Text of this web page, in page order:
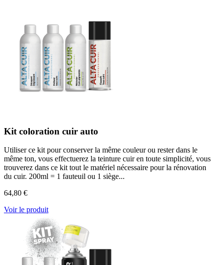
Kit coloration cuir auto
Utiliser ce kit pour conserver la même couleur ou rester dans le
même ton, vous effectuerez la teinture cuir en toute simplicité, vous
trouverez dans ce kit tout le matériel nécessaire pour la rénovation
du cuir. 200ml = 1 fauteuil ou 1 siège...
64,80 €
Voir le produit